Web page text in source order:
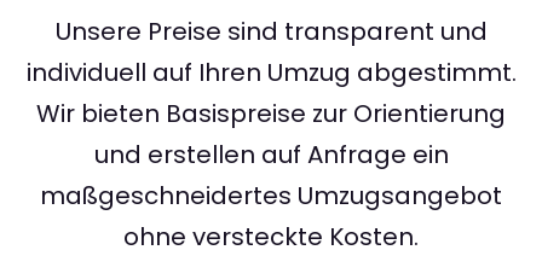
Unsere Preise sind transparent und
individuell auf Ihren Umzug abgestimmt.
Wir bieten Basispreise zur Orientierung
und erstellen auf Anfrage ein
maßgeschneidertes Umzugsangebot
ohne versteckte Kosten.